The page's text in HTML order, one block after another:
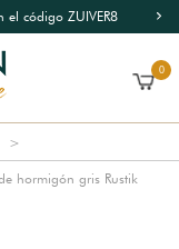
el código ZUIVER8
0
hormigón gris Rustik